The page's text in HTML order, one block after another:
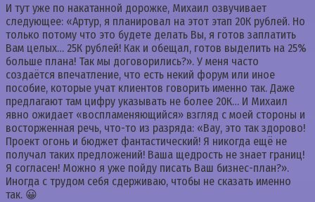
И тут уже по накатанной дорожке, Михаил озвучивает
следующее: «Артур, я планировал на этот этап 20К рублей. Но
только потому что это будете делать Вы, я готов заплатить
Вам целых… 25К рублей! Как и обещал, готов выделить на 25%
больше плана! Так мы договорились?». У меня часто
создаётся впечатление, что есть некий форум или иное
пособие, которые учат клиентов говорить именно так. Даже
предлагают там цифру указывать не более 20К… И Михаил
явно ожидает «воспламеняющийся» взгляд с моей стороны и
восторженная речь, что-то из разряда: «Вау, это так здорово!
Проект огонь и бюджет фантастический! Я никогда ещё не
получал таких предложений! Ваша щедрость не знает границ!
Я согласен! Можно я уже пойду писать Ваш бизнес-план?».
Иногда с трудом себя сдерживаю, чтобы не сказать именно
так. 😀